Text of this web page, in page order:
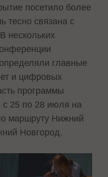
посетило более
тесно связана с
нескольких
главные
и цифровых
программы
с 25 по 28 июля на
маршруту Нижний
Новгород.